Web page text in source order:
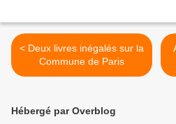
< Deux livres inégalés sur la
Commune de Paris
Hébergé par Overblog